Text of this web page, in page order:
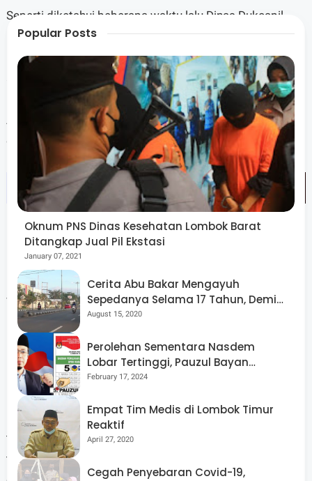
Seperti diketahui beberapa waktu lalu Dinas Dukcapil
menyelenggarakan Rapat Koordinasi Kependudukan.
Dalam rakor yang dihadiri oleh seluruh operator kios
adminduk desa dan kesehatan serta beberapa OPD
pengguna data padan dukcapil, Wakil Bupati Hj. Nurul
Adha berpesan agar data padu adminduk harus menjadi
dasar dalam penetapan seluruh jenis bantuan.
"Ini menjadi PR buat Dukcapil agar jangan sampai ada
warga tidak dapat mengakses layanan kesehatan,
pendidikan, dan bantuan lainnya hanya karena urusan
KTP," tegas Ummi Nurul Adha.
Di kesempatan itu, Akhkam memaparkan aneka
terobosan yang dilakukan dinasnya dalam dua tahun
terakhir. Selain bekerja sama dengan desa membentuk
Popular Posts
Oknum PNS Dinas Kesehatan Lombok Barat
Ditangkap Jual Pil Ekstasi
January 07, 2021
Cerita Abu Bakar Mengayuh
Sepedanya Selama 17 Tahun, Demi
Menggelorakan Kemerdekaan
August 15, 2020
Perolehan Sementara Nasdem
Lobar Tertinggi, Pauzul Bayan
Berpeluang “Rebut” Kursi Dapil 3
February 17, 2024
Empat Tim Medis di Lombok Timur
Reaktif
April 27, 2020
Cegah Penyebaran Covid-19,